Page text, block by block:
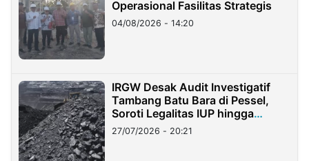
Operasional Fasilitas Strategis
04/08/2026 - 14:20
IRGW Desak Audit Investigatif
Tambang Batu Bara di Pessel,
Soroti Legalitas IUP hingga
Stockpile
27/07/2026 - 20:21